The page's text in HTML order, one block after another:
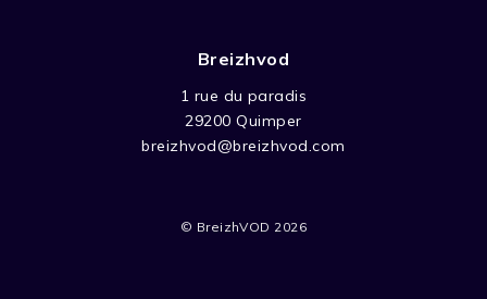
Breizhvod
1 rue du paradis
29200 Quimper
breizhvod@breizhvod.com
© BreizhVOD 2026